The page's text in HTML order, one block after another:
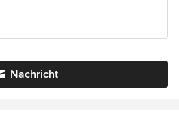
Nachricht